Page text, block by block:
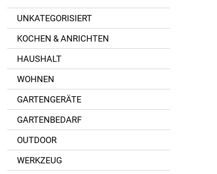
UNKATEGORISIERT
KOCHEN & ANRICHTEN
HAUSHALT
WOHNEN
GARTENGERÄTE
GARTENBEDARF
OUTDOOR
WERKZEUG
Edelstahl
Glas
ANWENDEN
ANWENDEN